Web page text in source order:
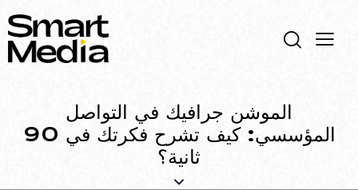
الموشن جرافيك في التواصل
المؤسسي: كيف تشرح فكرتك في 90
ثانية؟